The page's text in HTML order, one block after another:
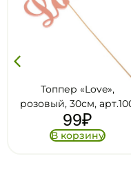
Топпер «Love»,
розовый, 30см,
99₽
В корзину